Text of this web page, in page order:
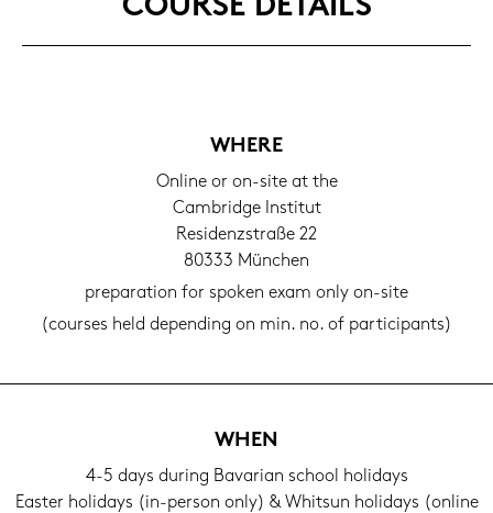
COUR­SE DE­TAILS
WHERE
On­line or on-​site at the
Cam­bridge In­sti­tut
Re­si­denz­stra­ße 22
80333 Mün­chen
pre­pa­ra­ti­on for spo­ken exam only on-​site
(cour­ses held de­pen­ding on min. no. of par­ti­ci­pants)
WHEN
4-5 days du­ring Ba­va­ri­an school ho­li­days
Eas­ter ho­li­days (in-​person only) & Whits­un ho­li­days (on­line